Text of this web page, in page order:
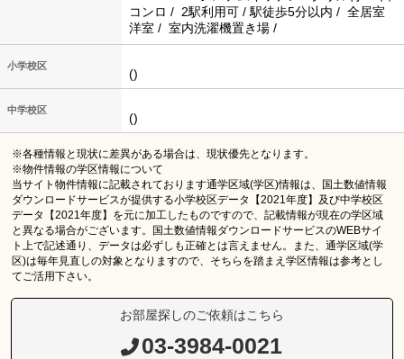
コンロ / 2駅利用可 / 駅徒歩5分以内 / 全居室
洋室 / 室内洗濯機置き場 /
小学校区
()
中学校区
()
※各種情報と現状に差異がある場合は、現状優先となります。
※物件情報の学区情報について
当サイト物件情報に記載されております通学区域(学区)情報は、国土数値情報
ダウンロードサービスが提供する小学校区データ【2021年度】及び中学校区
データ【2021年度】を元に加工したものですので、記載情報が現在の学区域
と異なる場合がございます。国土数値情報ダウンロードサービスのWEBサイ
ト上で記述通り、データは必ずしも正確とは言えません。また、通学区域(学
区)は毎年見直しの対象となりますので、そちらを踏まえ学区情報は参考とし
てご活用下さい。
お部屋探しのご依頼はこちら
03-3984-0021